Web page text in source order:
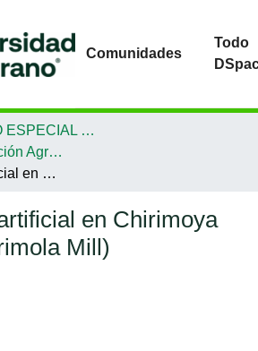
Comunidades
Todo
PROYECTO ESPECIAL DE GRADUACIÓN
Ciencia y Producción Agropecuaria
Polinización artificial en Chirimoya (Annona cherimola Mill)
en Chirimoya
Mill)